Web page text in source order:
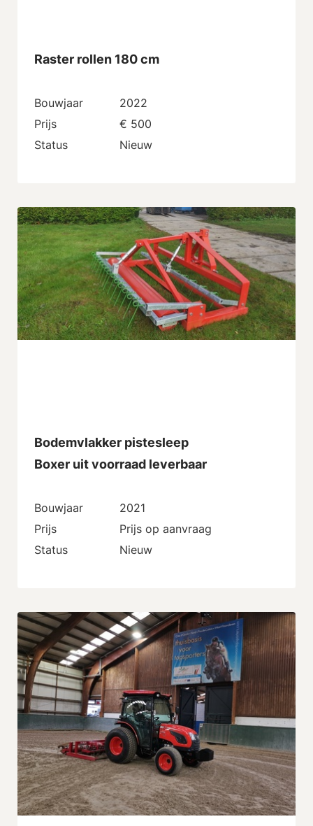
Raster rollen 180 cm
Bouwjaar
2022
Prijs
€ 500
Status
Nieuw
Bodemvlakker pistesleep
Boxer uit voorraad leverbaar
Bouwjaar
2021
Prijs
Prijs op aanvraag
Status
Nieuw